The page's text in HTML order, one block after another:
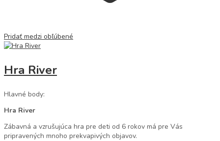
Pridať medzi obľúbené
Hra River
Hlavné body:
Hra River
Zábavná a vzrušujúca hra pre deti od 6 rokov má pre Vás
pripravených mnoho prekvapivých objavov.